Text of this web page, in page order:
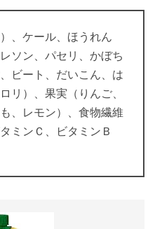
、ケール、ほうれん
ソン、パセリ、かぼち
ビート、だいこん、は
リ）、果実（りんご、
、レモン）、食物繊維
ミンＣ、ビタミンＢ